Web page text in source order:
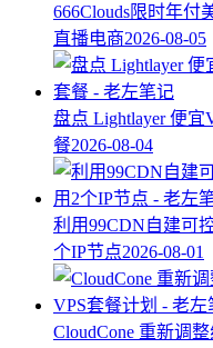
666Clouds限时年付
直播电商2026-08-05
盘点 Lightlayer 便宜
餐2026-08-04
利用99CDN自建可
个IP节点2026-08-01
CloudCone 重新调